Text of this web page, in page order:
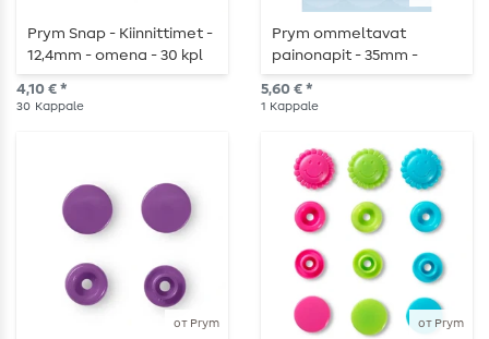
Prym Snap - Kiinnittimet -
12,4mm - omena - 30 kpl
4,10 € *
30 Kappale
Prym ommeltavat
painonapit - 35mm -
beige - 1 kpl
5,60 € *
1 Kappale
от Prym от Prym